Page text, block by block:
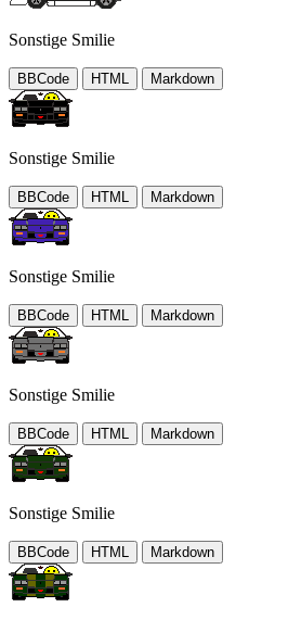
Sonstige Smilie
BBCode HTML Markdown
Sonstige Smilie
BBCode HTML Markdown
Sonstige Smilie
BBCode HTML Markdown
Sonstige Smilie
BBCode HTML Markdown
Sonstige Smilie
BBCode HTML Markdown